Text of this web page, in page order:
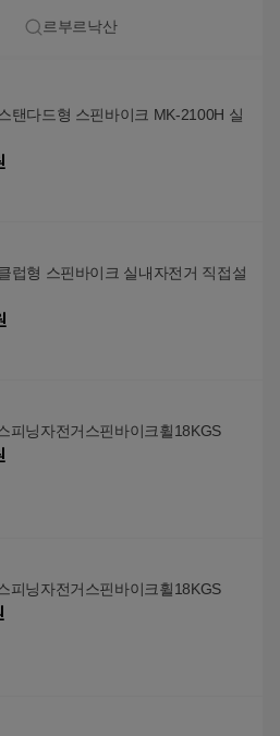
르부르낙산
탠다드형 스핀바이크 MK-2100H 실
럽형 스핀바이크 실내자전거 직접설
피닝자전거스핀바이크휠18KGS
피닝자전거스핀바이크휠18KGS